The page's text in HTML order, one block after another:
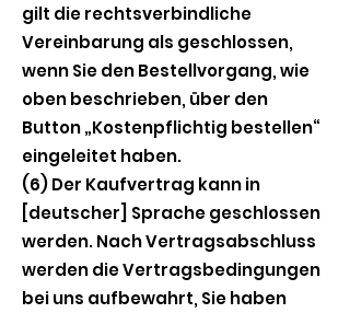
gilt die rechtsverbindliche
Vereinbarung als geschlossen,
wenn Sie den Bestellvorgang, wie
oben beschrieben, über den
Button „Kostenpflichtig bestellen“
eingeleitet haben.
(6) Der Kaufvertrag kann in
[deutscher] Sprache geschlossen
werden. Nach Vertragsabschluss
werden die Vertragsbedingungen
bei uns aufbewahrt, Sie haben